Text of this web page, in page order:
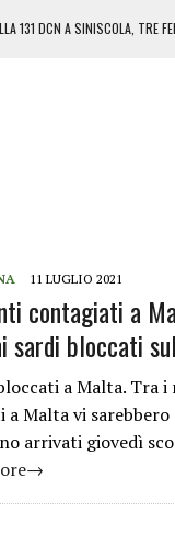
131 DCN A SINISCOLA, TRE
SIMONE CONCAS
11 LUGLIO 2021
contagiati a
sardi bloccati
a Malta. Tra
a Malta vi
arrivati giovedì